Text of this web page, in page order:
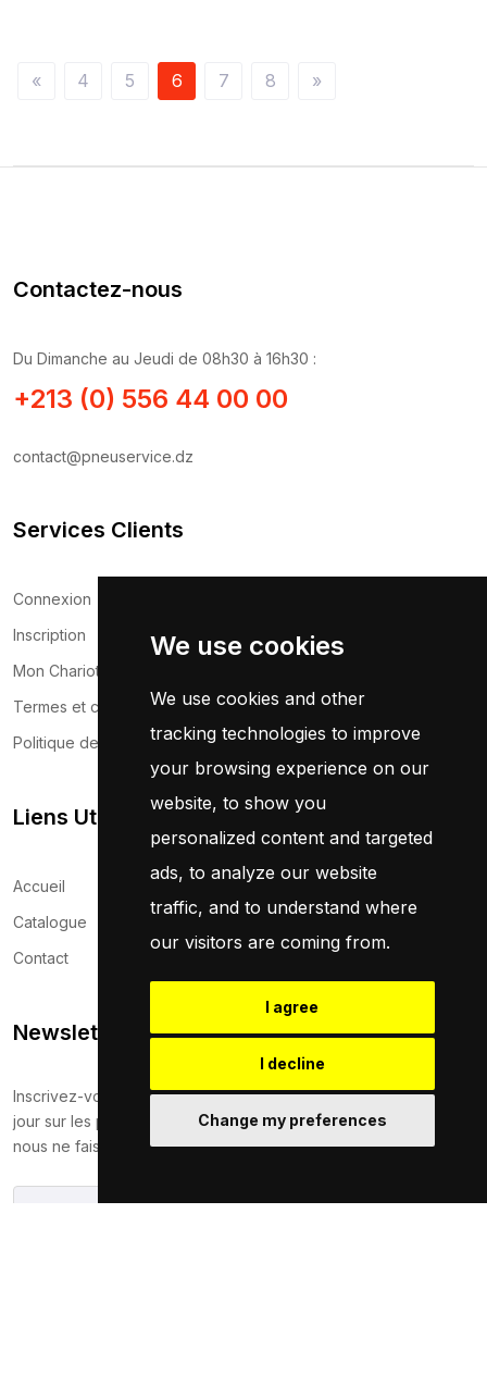
We use cookies
We use cookies and other
tracking technologies to improve
your browsing experience on our
website, to show you
personalized content and targeted
ads, to analyze our website
traffic, and to understand where
our visitors are coming from.
I agree
I decline
Change my preferences
« 4 5 6 7 8 »
Contactez-nous
Du Dimanche au Jeudi de 08h30 à 16h30 :
+213 (0) 556 44 00 00
contact@pneuservice.dz
Services Clients
Connexion
Inscription
Mon Chariot
Termes et conditions
Politique de confidentialité
Liens Utils
Accueil
Catalogue
Contact
Newsletter
Inscrivez-vous maintenant pour recevoir les dernières mises à
jour sur les promotions et les coupons. Ne vous inquiétez pas,
nous ne faisons pas de spam !